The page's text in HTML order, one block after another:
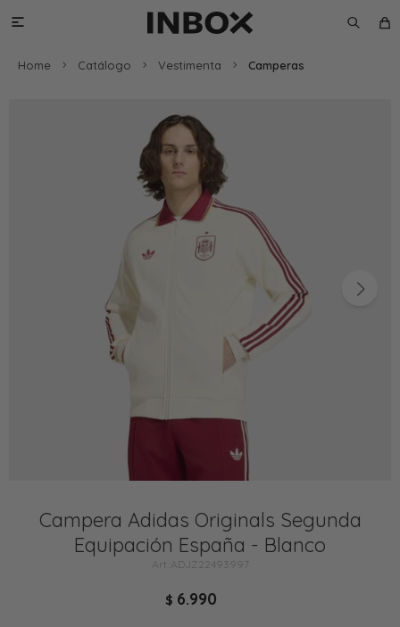

Home Catálogo Vestimenta Camperas
Campera Adidas Originals Segunda
Equipación España - Blanco
ADJZ22493997
$ 6.990